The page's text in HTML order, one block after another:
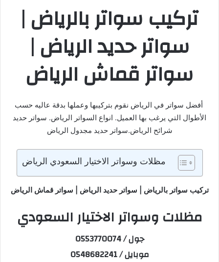
تركيب سواتر بالرياض |
سواتر حديد الرياض |
سواتر قماش الرياض
أفضل سواتر في الرياض نقوم بتركيبها وعملها بدقة عاليه حسب
الأطوال التي يرغب بها العميل. انواع السواتر الرياض. سواتر حديد
شرائح الرياض.سواتر حديد مجدول الرياض
مظلات وسواتر الاختيار السعودي الرياض
تركيب سواتر بالرياض | سواتر حديد الرياض | سواتر قماش الرياض
مظلات وسواتر الاختيار السعودي
جول / 0553770074
موبايل / 0548682241